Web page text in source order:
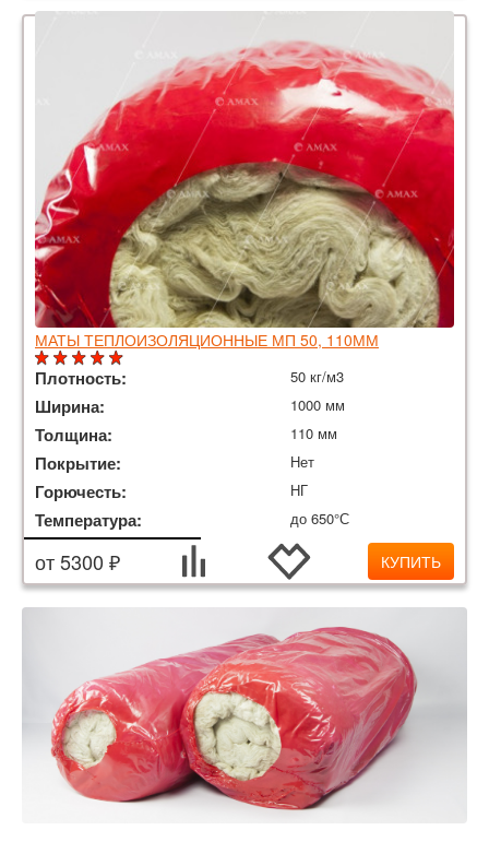
МАТЫ ТЕПЛОИЗОЛЯЦИОННЫЕ МП 50, 110ММ
Плотность: 50 кг/м3
Ширина: 1000 мм
Толщина: 110 мм
Покрытие: Нет
Горючесть: НГ
Температура: до 650°С
от 5300 ₽ КУПИТЬ